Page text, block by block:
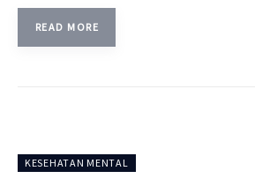
READ MORE
KESEHATAN MENTAL